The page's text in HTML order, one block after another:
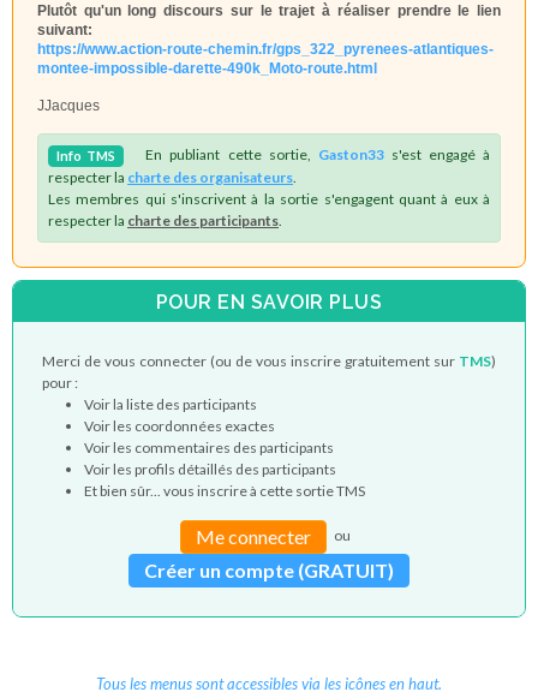
Plutôt qu'un long discours sur le trajet à réaliser prendre le lien
suivant:
https://www.action-route-chemin.fr/gps_322_pyrenees-atlantiques-
montee-impossible-darette-490k_Moto-route.html
JJacques
Info TMS En publiant cette sortie, Gaston33s'est engagé à
respecter la charte des organisateurs
Les membres qui s'inscrivent à la sortie s'engagent quant à eux à
respecter la charte des participants
POUR EN SAVOIR PLUS
Merci de vous connecter (ou de vous inscrire gratuitement sur TMS)
pour :
Voir la liste des participants
Voir les coordonnées exactes
Voir les commentaires des participants
Voir les profils détaillés des participants
Et bien sûr... vous inscrire à cette sortie TMS
Me connecter ou
Créer un compte (GRATUIT)
Tous les menus sont accessibles via les icônes en haut.